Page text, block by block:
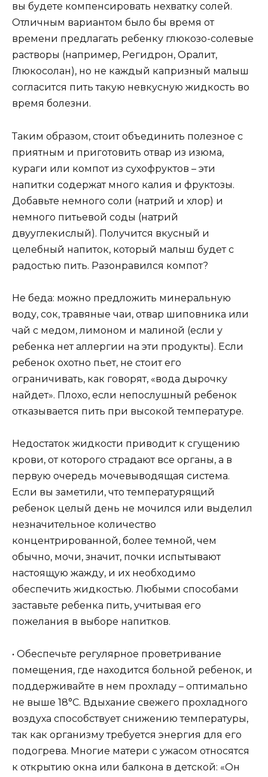
вы будете компенсировать нехватку солей.
Отличным вариантом было бы время от
времени предлагать ребенку глюкозо-солевые
растворы (например, Регидрон, Оралит,
Глюкосолан), но не каждый капризный малыш
согласится пить такую невкусную жидкость во
время болезни.
Таким образом, стоит объединить полезное с
приятным и приготовить отвар из изюма,
кураги или компот из сухофруктов – эти
напитки содержат много калия и фруктозы.
Добавьте немного соли (натрий и хлор) и
немного питьевой соды (натрий
двууглекислый). Получится вкусный и
целебный напиток, который малыш будет с
радостью пить. Разонравился компот?
Не беда: можно предложить минеральную
воду, сок, травяные чаи, отвар шиповника или
чай с медом, лимоном и малиной (если у
ребенка нет аллергии на эти продукты). Если
ребенок охотно пьет, не стоит его
ограничивать, как говорят, «вода дырочку
найдет». Плохо, если непослушный ребенок
отказывается пить при высокой температуре.
Недостаток жидкости приводит к сгущению
крови, от которого страдают все органы, а в
первую очередь мочевыводящая система.
Если вы заметили, что температурящий
ребенок целый день не мочился или выделил
незначительное количество
концентрированной, более темной, чем
обычно, мочи, значит, почки испытывают
настоящую жажду, и их необходимо
обеспечить жидкостью. Любыми способами
заставьте ребенка пить, учитывая его
пожелания в выборе напитков.
• Обеспечьте регулярное проветривание
помещения, где находится больной ребенок, и
поддерживайте в нем прохладу – оптимально
не выше 18°C. Вдыхание свежего прохладного
воздуха способствует снижению температуры,
так как организму требуется энергия для его
подогрева. Многие матери с ужасом относятся
к открытию окна или балкона в детской: «Он